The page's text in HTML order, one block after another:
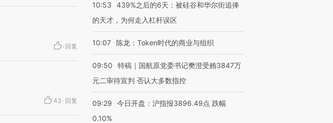
· 回复
43 · 回复
10:53
439%之后的6天：被硅谷和华尔街追捧
的天才，为何走入杠杆误区
10:07 陈龙：Token时代的商业与组织
09:50
特稿｜国航原党委书记樊澄受贿3847万
元二审待宣判 否认大多数指控
09:29
今日开盘：沪指报3896.49点 跌幅
0.10%